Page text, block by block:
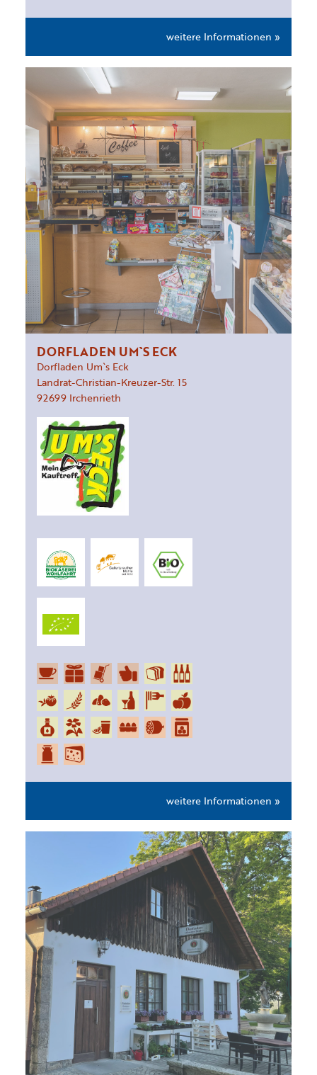
weitere Informationen »
DORFLADEN UM`S ECK
Dorfladen Um`s Eck
Landrat-Christian-Kreuzer-Str. 15
92699 Irchenrieth
weitere Informationen »